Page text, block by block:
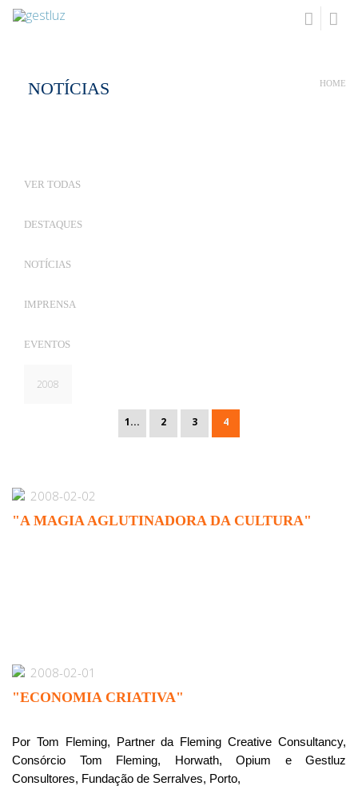
NOTÍCIAS HOME
VER TODAS
DESTAQUES
NOTÍCIAS
IMPRENSA
EVENTOS
2008
1... 2 3 4
2008-02-02
"A MAGIA AGLUTINADORA DA CULTURA"
2008-02-01
"ECONOMIA CRIATIVA"
Por Tom Fleming, Partner da Fleming Creative Consultancy,
Consórcio Tom Fleming, Horwath, Opium e Gestluz
Consultores, Fundação de Serralves, Porto,